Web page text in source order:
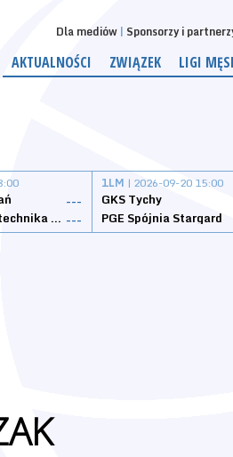
Dla mediów Sponsorzy i
AKTUALNOŚCI ZWIĄZEK LIGI
---
Weegree AZS Politechnika Opolska ---
1LM | 2026-09-20 15:00
GKS Tychy
PGE Spójnia Stargard